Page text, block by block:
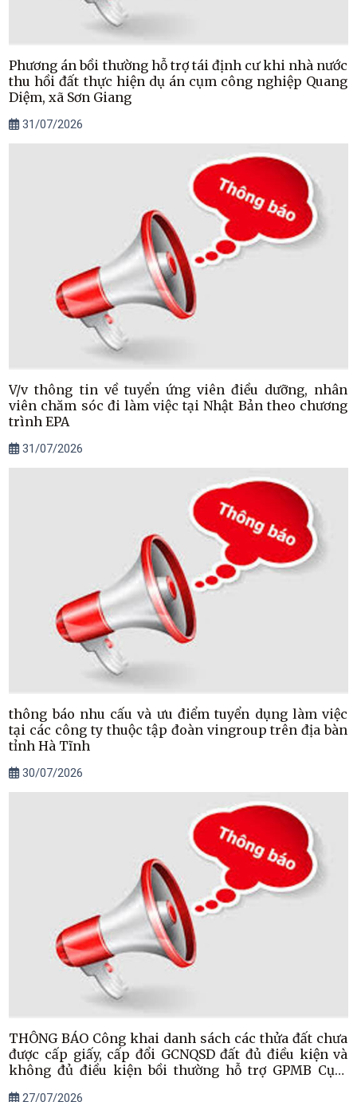
Phương án bồi thường hỗ trợ tái định cư khi nhà nước
thu hồi đất thực hiện dụ án cụm công nghiệp Quang
Diệm, xã Sơn Giang
31/07/2026
V/v thông tin về tuyển ứng viên điều dưỡng, nhân
viên chăm sóc đi làm việc tại Nhật Bản theo chương
trình EPA
31/07/2026
thông báo nhu cấu và ưu điểm tuyển dụng làm việc
tại các công ty thuộc tập đoàn vingroup trên địa bàn
tỉnh Hà Tĩnh
30/07/2026
THÔNG BÁO Công khai danh sách các thửa đất chưa
được cấp giấy, cấp đổi GCNQSD đất đủ điều kiện và
không đủ điều kiện bồi thường hỗ trợ GPMB Cụm
27/07/2026